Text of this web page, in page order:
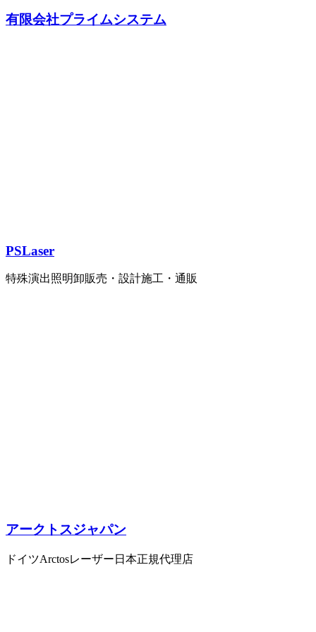
有限会社プライムシステム
PSLaser
特殊演出照明卸販売・設計施工・通販
アークトスジャパン
ドイツArctosレーザー日本正規代理店